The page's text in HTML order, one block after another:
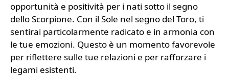
opportunità e positività per i nati sotto il segno
dello Scorpione. Con il Sole nel segno del Toro, ti
sentirai particolarmente radicato e in armonia con
le tue emozioni. Questo è un momento favorevole
per riflettere sulle tue relazioni e per rafforzare i
legami esistenti.